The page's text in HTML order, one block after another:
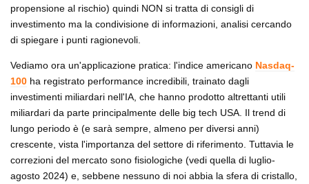
propensione al rischio) quindi NON si tratta di consigli di
investimento ma la condivisione di informazioni, analisi cercando
di spiegare i punti ragionevoli.
Vediamo ora un'applicazione pratica: l'indice americano Nasdaq-
100 ha registrato performance incredibili, trainato dagli
investimenti miliardari nell'IA, che hanno prodotto altrettanti utili
miliardari da parte principalmente delle big tech USA. Il trend di
lungo periodo è (e sarà sempre, almeno per diversi anni)
crescente, vista l'importanza del settore di riferimento. Tuttavia le
correzioni del mercato sono fisiologiche (vedi quella di luglio-
agosto 2024) e, sebbene nessuno di noi abbia la sfera di cristallo,